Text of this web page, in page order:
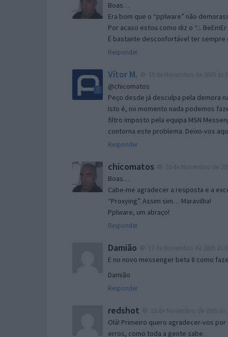
Boas…
Era bom que o “pplware” não
Por acaso estou como diz o “.:.
É bastante desconfortável ter sempre
Responder
Vítor M.
@chicomatos
Peço desde já desculpa pela demora
Isto é, no momento nada podemos
filtro imposto pela equipa MSN
contorna este problema. Deixo-vos
Responder
chicomatos
Boas…
Cabe-me agradecer a resposta e a
“Proxying”. Assim sim… Maravilha!
Pplware, um abraço!
Responder
Damião
E no novo messenger beta 8 como
Damião
Responder
redshot
Olá! Primeiro quero agradecer-vos
erros, como toda a gente sabe.